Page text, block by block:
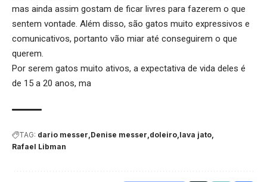
mas ainda assim gostam de ficar livres para fazerem o que
sentem vontade. Além disso, são gatos muito expressivos e
comunicativos, portanto vão miar até conseguirem o que
querem.
Por serem gatos muito ativos, a expectativa de vida deles é
de 15 a 20 anos, ma
TAG: dario messer Denise messer doleiro lava jato
Rafael Libman